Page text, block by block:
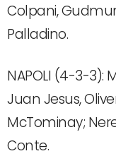
Colpani,
Palladino.
NAPOLI (4-3-3):
Juan Jesus,
McTominay;
Conte.